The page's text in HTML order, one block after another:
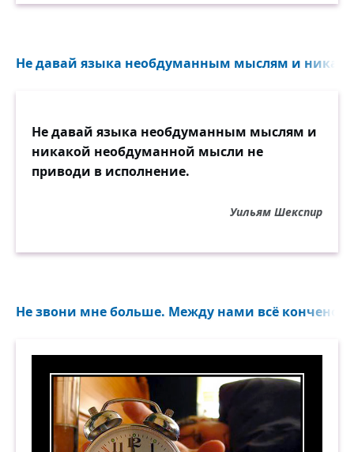
Не давай языка необдуманным мыслям и
Не давай языка необдуманным мыслям и
никакой необдуманной мысли не
приводи в исполнение.
Уильям Шекспир
Не звони мне больше. Между нами всё кончено...